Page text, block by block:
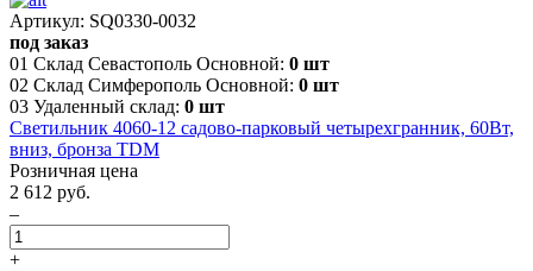
Артикул: SQ0330-0032
под заказ
01 Склад Севастополь Основной: 0 шт
02 Склад Симферополь Основной: 0 шт
03 Удаленный склад: 0 шт
Светильник 4060-12 садово-парковый четырехгранник, 60Вт,
вниз, бронза TDM
Розничная цена
2 612 руб.
–
+